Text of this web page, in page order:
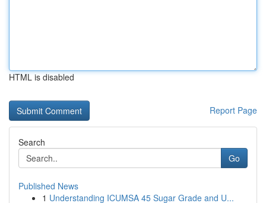
HTML is disabled
Report Page
Search
Go
Published News
1 Understanding ICUMSA 45 Sugar Grade and U...